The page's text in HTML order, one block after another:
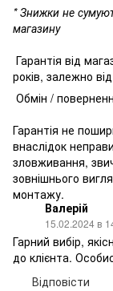
* Знижки не
магазину
Гарантія від
років, залежно від
Обмін /
Гарантія не
внаслідок
зловживання,
зовнішнього
монтажу.
Валерій
15.02.2024 в
Гарний вибір,
до клієнта.
Відповісти